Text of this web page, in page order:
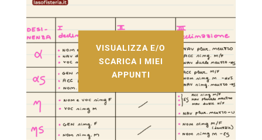
VISUALIZZA E/O
SCARICA I MIEI
APPUNTI